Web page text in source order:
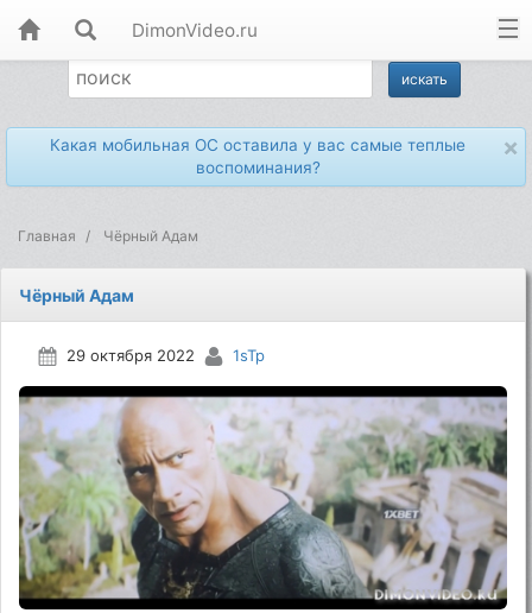
DimonVideo.ru
×
Какая мобильная ОС оставила у вас самые теплые
воспоминания?
Главная Чёрный Адам
Чёрный Адам
29 октября 2022 1sTp